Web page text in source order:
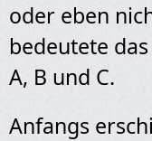
oder eben
bedeutete
A, B und C.
Anfangs